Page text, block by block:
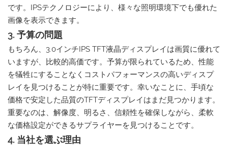
です。IPSテクノロジーにより、様々な照明環境下でも優れた
画像を表示できます。
3. 予算の問題
もちろん、3.0インチIPS TFT液晶ディスプレイは画質に優れて
いますが、比較的高価です。予算が限られているため、性能
を犠牲にすることなくコストパフォーマンスの高いディスプ
レイを見つけることが特に重要です。幸いなことに、手頃な
価格で安定した品質のTFTディスプレイはまだ見つかります。
重要なのは、解像度、明るさ、信頼性を確保しながら、柔軟
な価格設定ができるサプライヤーを見つけることです。
4. 当社を選ぶ理由